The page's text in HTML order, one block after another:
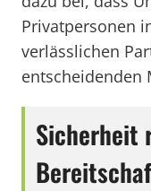
Privatpersonen
verlässlichen
entscheidenden
Sicherheit